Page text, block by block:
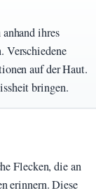
ihres
Verschiedene
auf der Haut.
bringen.
Flecken, die an
erinnern. Diese